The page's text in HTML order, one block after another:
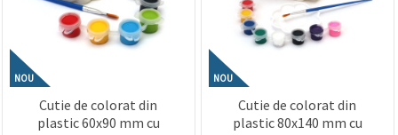
NOU
Cutie de colorat din
plastic 60x90 mm cu
NOU
Cutie de colorat din
plastic 80x140 mm cu